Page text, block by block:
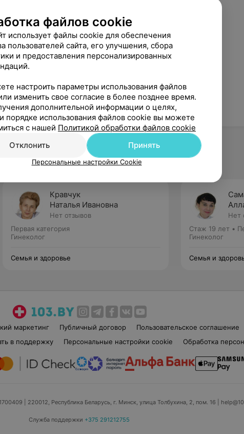
Рекомендую
Кравчук
Наталья Ивановна
Нет отзывов
Первая категория
Гинеколог
Семья и здоровье
Нет
Стаж 19 лет •
Гинеколог
Семья и
маркетинг Публичный договор Пользовательское соглашение
в поддержку Персональные настройки cookie Обработка
| 220012, Республика Беларусь, г. Минск, улица Толбухина, 2, пом. 16 |
Служба поддержки +375 291212755
файлов cookie
использует файлы cookie для обеспечения
пользователей сайта, его улучшения, сбора
и предоставления персонализированных
настроить параметры использования файлов
изменить свое согласие в более позднее время.
дополнительной информации о целях,
порядке использования файлов cookie вы можете
с нашей Политикой обработки файлов cookie
Отклонить
Принять
Персональные настройки Cookie